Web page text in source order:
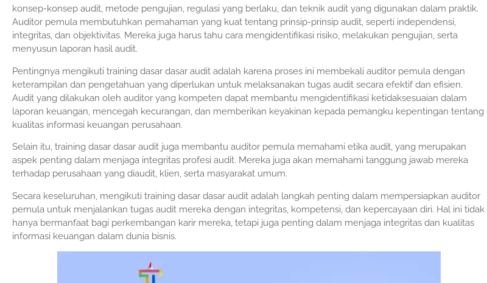
konsep-konsep audit, metode pengujian, regulasi yang berlaku, dan teknik audit yang digunakan dalam praktik.
Auditor pemula membutuhkan pemahaman yang kuat tentang prinsip-prinsip audit, seperti independensi,
integritas, dan objektivitas. Mereka juga harus tahu cara mengidentifikasi risiko, melakukan pengujian, serta
menyusun laporan hasil audit.
Pentingnya mengikuti training dasar dasar audit adalah karena proses ini membekali auditor pemula dengan
keterampilan dan pengetahuan yang diperlukan untuk melaksanakan tugas audit secara efektif dan efisien.
Audit yang dilakukan oleh auditor yang kompeten dapat membantu mengidentifikasi ketidaksesuaian dalam
laporan keuangan, mencegah kecurangan, dan memberikan keyakinan kepada pemangku kepentingan tentang
kualitas informasi keuangan perusahaan.
Selain itu, training dasar dasar audit juga membantu auditor pemula memahami etika audit, yang merupakan
aspek penting dalam menjaga integritas profesi audit. Mereka juga akan memahami tanggung jawab mereka
terhadap perusahaan yang diaudit, klien, serta masyarakat umum.
Secara keseluruhan, mengikuti training dasar dasar audit adalah langkah penting dalam mempersiapkan auditor
pemula untuk menjalankan tugas audit mereka dengan integritas, kompetensi, dan kepercayaan diri. Hal ini tidak
hanya bermanfaat bagi perkembangan karir mereka, tetapi juga penting dalam menjaga integritas dan kualitas
informasi keuangan dalam dunia bisnis.